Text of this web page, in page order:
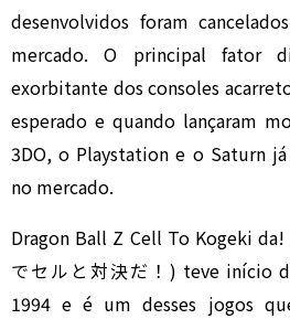
desenvolvidos foram
mercado. O principal fator
exorbitante dos consoles
esperado e quando lançaram
3DO, o Playstation e o Saturn
no mercado.
Dragon Ball Z Cell To Kogeki
でセルと対決だ！) teve início
1994 e é um desses jogos